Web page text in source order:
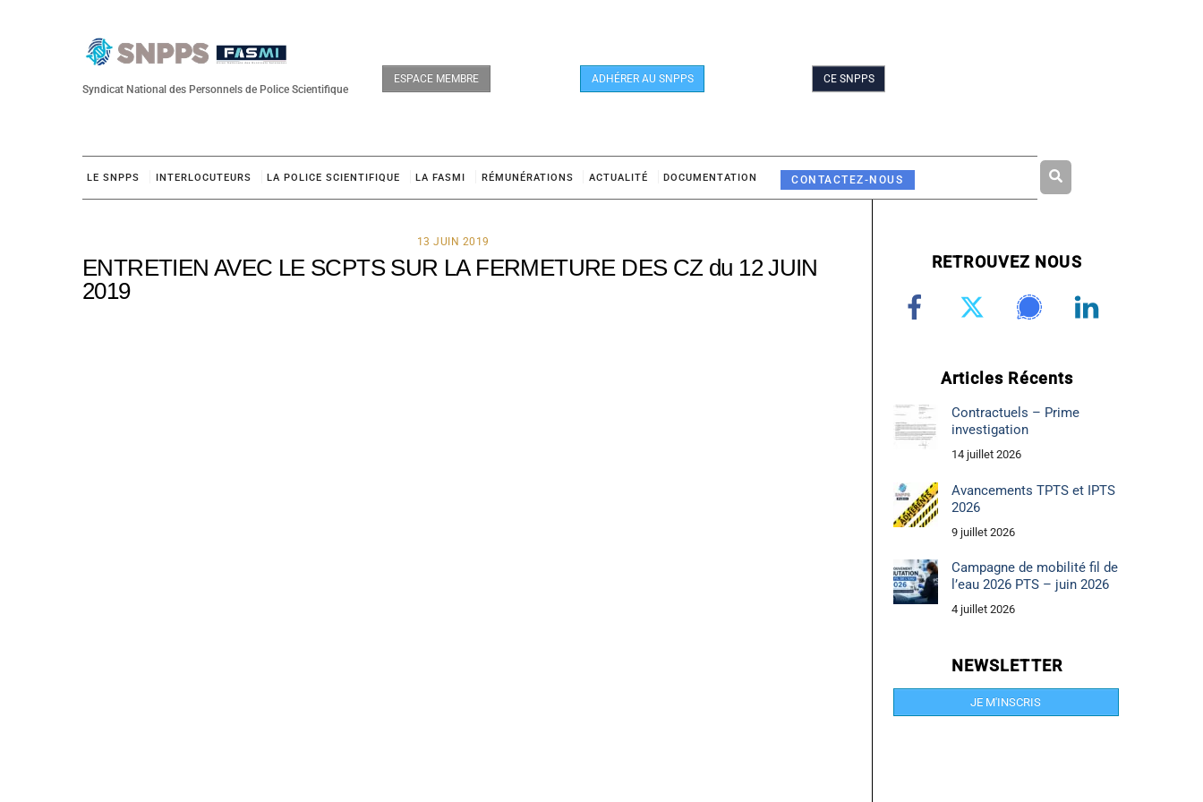
Syndicat National des Personnels de Police Scientifique
LE SNPPS INTERLOCUTEURS LA POLICE SCIENTIFIQUE LA FASMI RÉMUNÉRATIONS ACTUALITÉ DOCUMENTATION CONTACTEZ-NOUS
ESPACE MEMBRE ADHÉRER AU SNPPS CE SNPPS
13 JUIN 2019
ENTRETIEN AVEC LE SCPTS SUR LA FERMETURE DES CZ du 12 JUIN
2019
RETROUVEZ NOUS
Articles Récents
Contractuels – Prime
investigation
14 juillet 2026
Avancements TPTS et IPTS
2026
9 juillet 2026
Campagne de mobilité fil de
l’eau 2026 PTS – juin 2026
4 juillet 2026
NEWSLETTER
JE M'INSCRIS